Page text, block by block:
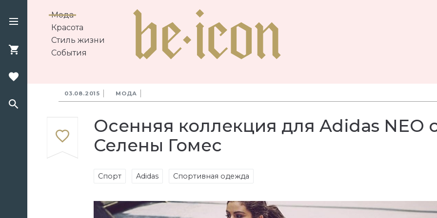
Мода
Красота
Стиль жизни
События
03.08.2015 МОДА
Осенняя коллекция для Adidas NEO
Селены Гомес
Спорт Adidas Спортивная одежда